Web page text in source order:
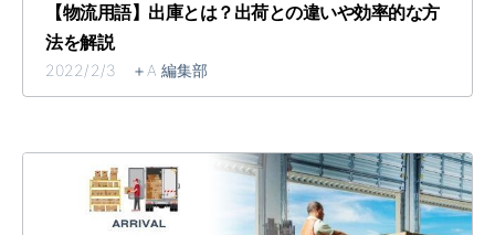
【物流用語】出庫とは？出荷との違いや効率的な方
法を解説
2022/2/3 ＋A 編集部